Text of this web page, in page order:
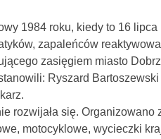
1984 roku, kiedy to 16
zapaleńców
zasięgiem miasto
Ryszard Bartoszewski
rozwijała się.
motocyklowe, wycieczki